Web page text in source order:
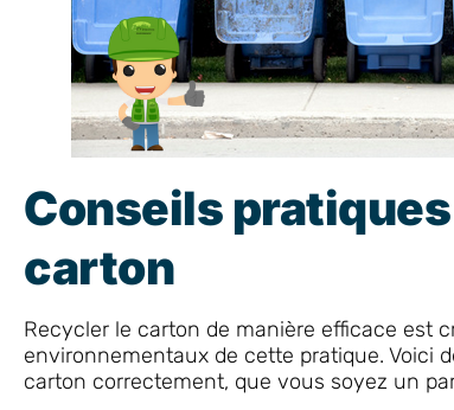
Conseils
carton
Recycler le carton de manière efficace est
environnementaux de cette pratique. Voici
carton correctement, que vous soyez un